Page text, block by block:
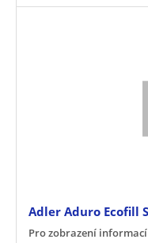
Adler Aduro Ecofill
Pro zobrazení